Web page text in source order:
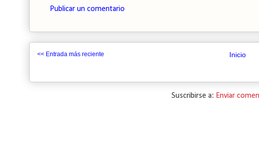
Publicar un comentario
<< Entrada más reciente Inicio
Suscribirse a: Enviar